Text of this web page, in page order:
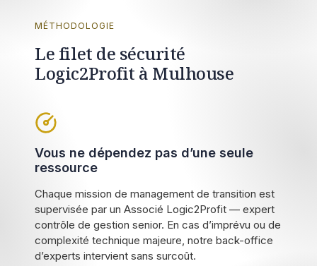
MÉTHODOLOGIE
Le filet de sécurité
Logic2Profit à Mulhouse
Vous ne dépendez pas d’une seule
ressource
Chaque mission de management de transition est
supervisée par un Associé Logic2Profit — expert
contrôle de gestion senior. En cas d’imprévu ou de
complexité technique majeure, notre back-office
d’experts intervient sans surcoût.